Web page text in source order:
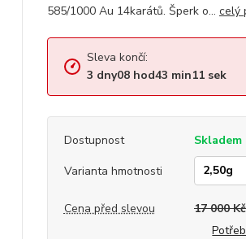
585/1000 Au 14karátů. Šperk o... celý
Sleva končí:
3 dny08hod43 min10sek
Dostupnost
Skladem
Varianta hmotnosti
Cena před slevou
17 000 Kč